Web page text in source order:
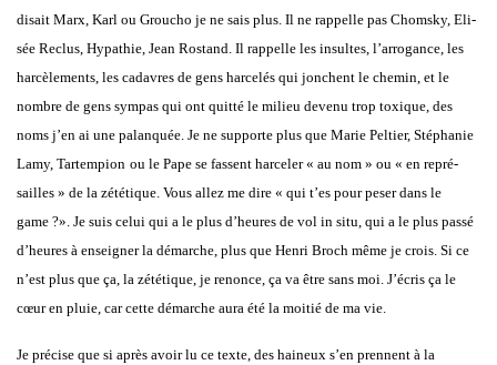
disait Marx, Karl ou Grou­cho je ne sais plus. Il ne rap­pelle pas Chom­sky, Eli­
sée Reclus, Hypa­thie, Jean Ros­tand. Il rap­pelle les insultes, l’arrogance, les
har­cè­le­ments, les cadavres de gens har­ce­lés qui jonchent le che­min, et le
nombre de gens sym­pas qui ont quit­té le milieu deve­nu trop toxique, des
noms j’en ai une palan­quée. Je ne sup­porte plus que Marie Pel­tier, Sté­pha­nie
Lamy, Tar­tem­pion ou le Pape se fassent har­ce­ler « au nom » ou « en repré­
sailles » de la zété­tique. Vous allez me dire « qui t’es pour peser dans le
game ?». Je suis celui qui a le plus d’heures de vol in situ , qui a le plus pas­sé
d’heures à ensei­gner la démarche, plus que Hen­ri Broch même je crois . Si ce
n’est plus que ça, la zété­tique, je renonce , ça va être sans moi. J’écris ça le
cœur en pluie, car cette démarche aura été la moi­tié de ma vie.
Je pré­cise que si après avoir lu ce texte, des hai­neux s’en prennent à la